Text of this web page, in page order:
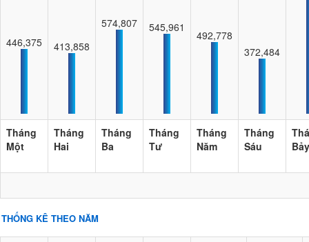
446,375 413,858
574,807 545,961
492,778
372,484
Tháng
Một
Tháng
Hai
Tháng
Ba
Tháng
Tư
Tháng
Năm
Tháng
Sáu
Bảy
THỐNG KÊ THEO NĂM